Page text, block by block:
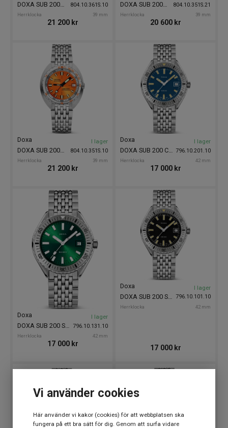
Vi använder cookies
Här använder vi kakor (cookies) för att webbplatsen ska
fungera på ett bra sätt för dig. Genom att surfa vidare
804.10.361S.10
Herrklocka 39 mm
DOXA SUB 200T Divingstar 39mm
21 200 kr
804.10.351S.21
Herrklocka 39 mm
DOXA SUB 200T Professional 39mm
20 600 kr
804.10.351S.10
Doxa
Herrklocka 39 mm
DOXA SUB 200T Professional 39mm
I lager
21 200 kr
796.10.201.10
Doxa
Herrklocka 42 mm
DOXA SUB 200 Caribbean 42mm
I lager
17 000 kr
796.10.131.10
Doxa
Herrklocka 42 mm
DOXA SUB 200 Sea Emerald 42mm
I lager
17 000 kr
796.10.101.10
Doxa
Herrklocka 42 mm
DOXA SUB 200 Sharkhunter 42mm
I lager
17 000 kr